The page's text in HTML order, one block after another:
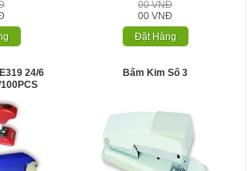
00 VNĐ
00 VNĐ
Đặt Hàng
24/6
Bấm Kim Số 3